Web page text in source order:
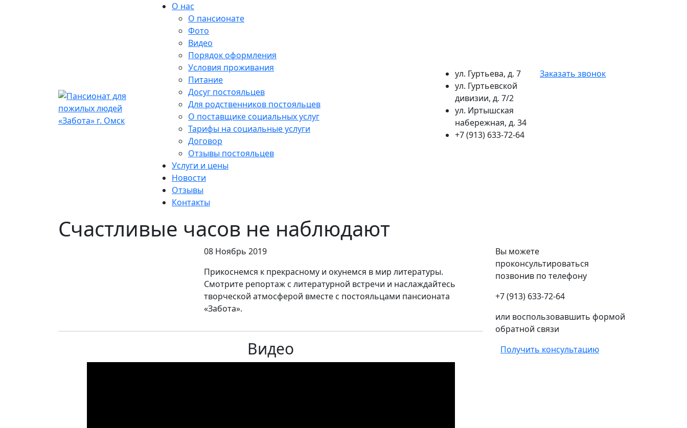
О нас
О пансионате
Фото
Видео
Порядок оформления
Условия проживания
Питание
Досуг постояльцев
Для родственников постояльцев
О поставщике социальных услуг
Тарифы на социальные услуги
Договор
Отзывы постояльцев
Услуги и цены
Новости
Отзывы
Контакты
ул. Гуртьева, д. 7
ул. Гуртьевской
дивизии, д. 7/2
ул. Иртышская
набережная, д. 34
+7 (913) 633-72-64
Заказать звонок
Счастливые часов не наблюдают
08 Ноябрь 2019
Прикоснемся к прекрасному и окунемся в мир литературы.
Смотрите репортаж с литературной встречи и наслаждайтесь
творческой атмосферой вместе с постояльцами пансионата
«Забота».
Видео
Вы можете
проконсультироваться
позвонив по телефону
+7 (913) 633-72-64
или воспользовавшить формой
обратной связи
Получить консультацию